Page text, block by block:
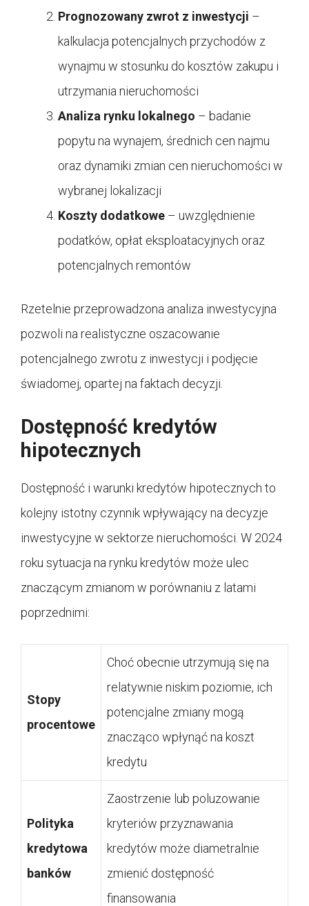
Prognozowany zwrot z inwestycji –
kalkulacja potencjalnych przychodów z
wynajmu w stosunku do kosztów zakupu i
utrzymania nieruchomości
Analiza rynku lokalnego – badanie
popytu na wynajem, średnich cen najmu
oraz dynamiki zmian cen nieruchomości w
wybranej lokalizacji
Koszty dodatkowe – uwzględnienie
podatków, opłat eksploatacyjnych oraz
potencjalnych remontów
Rzetelnie przeprowadzona analiza inwestycyjna
pozwoli na realistyczne oszacowanie
potencjalnego zwrotu z inwestycji i podjęcie
świadomej, opartej na faktach decyzji.
Dostępność kredytów
hipotecznych
Dostępność i warunki kredytów hipotecznych to
kolejny istotny czynnik wpływający na decyzje
inwestycyjne w sektorze nieruchomości. W 2024
roku sytuacja na rynku kredytów może ulec
znaczącym zmianom w porównaniu z latami
poprzednimi:
Stopy
procentowe
Choć obecnie utrzymują się na
relatywnie niskim poziomie, ich
potencjalne zmiany mogą
znacząco wpłynąć na koszt
kredytu
Polityka
kredytowa
banków
Zaostrzenie lub poluzowanie
kryteriów przyznawania
kredytów może diametralnie
zmienić dostępność
finansowania